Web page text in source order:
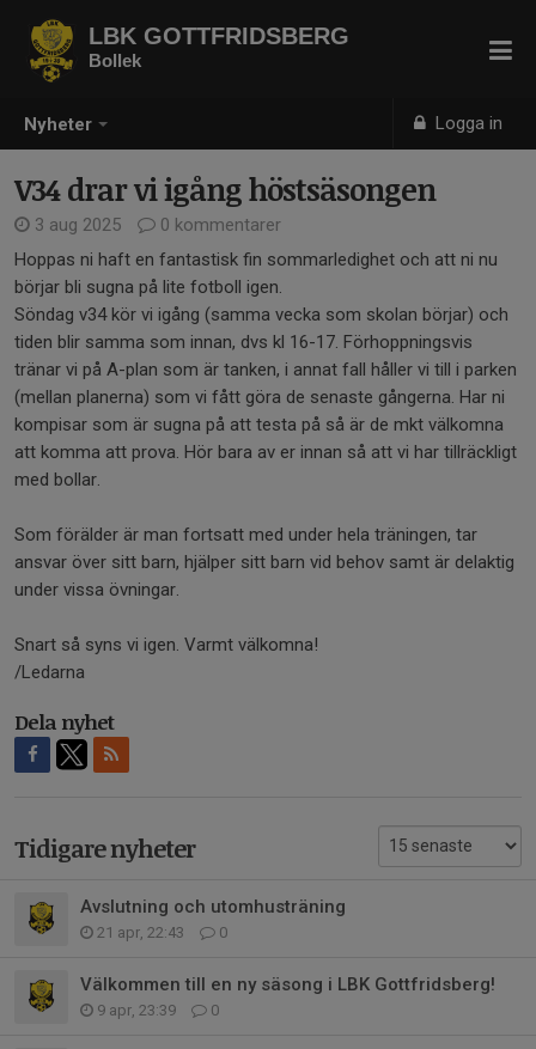
Nyheter Logga in
LBK GOTTFRIDSBERG
Bollek
V34 drar vi igång höstsäsongen
3 aug 2025
0 kommentarer
Hoppas ni haft en fantastisk fin sommarledighet och att ni nu
börjar bli sugna på lite fotboll igen.
Söndag v34 kör vi igång (samma vecka som skolan börjar) och
tiden blir samma som innan, dvs kl 16-17. Förhoppningsvis
tränar vi på A-plan som är tanken, i annat fall håller vi till i parken
(mellan planerna) som vi fått göra de senaste gångerna. Har ni
kompisar som är sugna på att testa på så är de mkt välkomna
att komma att prova. Hör bara av er innan så att vi har tillräckligt
med bollar.
Som förälder är man fortsatt med under hela träningen, tar
ansvar över sitt barn, hjälper sitt barn vid behov samt är delaktig
under vissa övningar.
Snart så syns vi igen. Varmt välkomna!
/Ledarna
Dela nyhet
Tidigare nyheter
Avslutning och utomhusträning
21 apr, 22:43 0
Välkommen till en ny säsong i LBK Gottfridsberg!
9 apr, 23:39 0